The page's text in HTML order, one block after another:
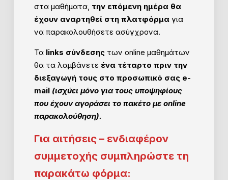
στα μαθήματα, την επόμενη ημέρα θα
έχουν αναρτηθεί στη πλατφόρμαγια
να παρακολουθήσετε ασύγχρονα.
Τα links σύνδεσηςτων online μαθημάτων
θα τα λαμβάνετε ένα τέταρτο πριν την
διεξαγωγή τους στο προσωπικό σας e-
mail (ισχύει μόνο για τους υποψηφίους
που έχουν αγοράσει το πακέτο με online
παρακολούθηση).
Για αιτήσεις – ενδιαφέρον
συμμετοχής συμπληρώστε τη
παρακάτω φόρμα: